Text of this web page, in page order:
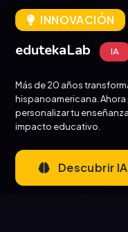
BIBLIOTECA
+4,000
Desde realidad virtual
Conocimiento curado
visionarios.
para transformar la
Explorar